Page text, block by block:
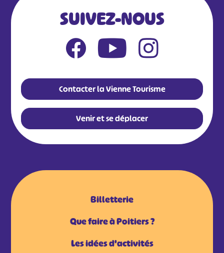
SUIVEZ-NOUS
Contacter la Vienne Tourisme
Venir et se déplacer
Billetterie
Que faire à Poitiers ?
Les idées d'activités